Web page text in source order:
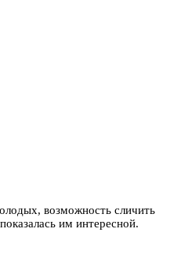
возможность сличить
им интересной.